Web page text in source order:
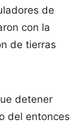
de
con la
de tierras
detener
del entonces